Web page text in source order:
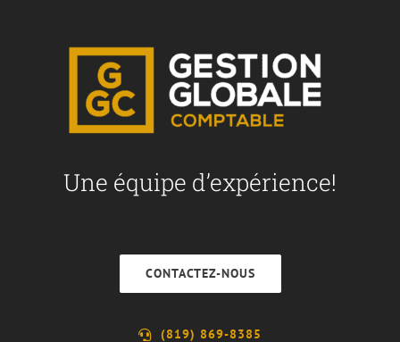
Une équipe d’expérience!
CONTACTEZ-NOUS
(819) 869-8385